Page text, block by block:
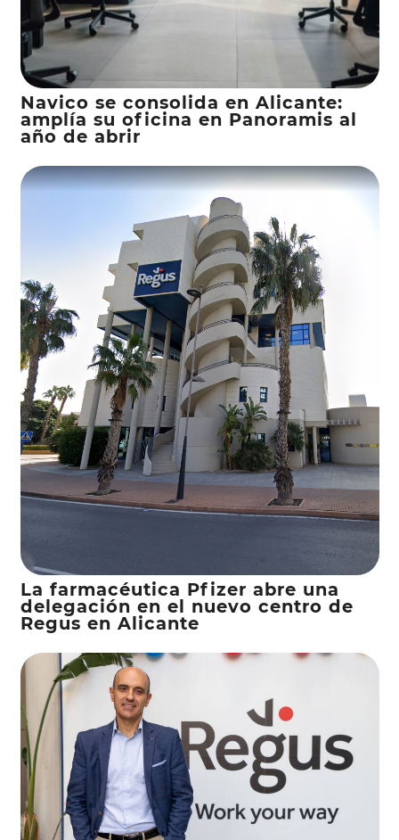
Navico se consolida en Alicante:
amplía su oficina en Panoramis al
año de abrir
La farmacéutica Pfizer abre una
delegación en el nuevo centro de
Regus en Alicante